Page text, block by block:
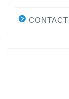
CONTACT